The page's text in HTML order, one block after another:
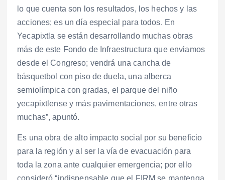
lo que cuenta son los resultados, los hechos y las
acciones; es un día especial para todos. En
Yecapixtla se están desarrollando muchas obras
más de este Fondo de Infraestructura que enviamos
desde el Congreso; vendrá una cancha de
básquetbol con piso de duela, una alberca
semiolímpica con gradas, el parque del niño
yecapixtlense y más pavimentaciones, entre otras
muchas”, apuntó.
Es una obra de alto impacto social por su beneficio
para la región y al ser la vía de evacuación para
toda la zona ante cualquier emergencia; por ello
consideró “indispensable que el FIRM se mantenga,